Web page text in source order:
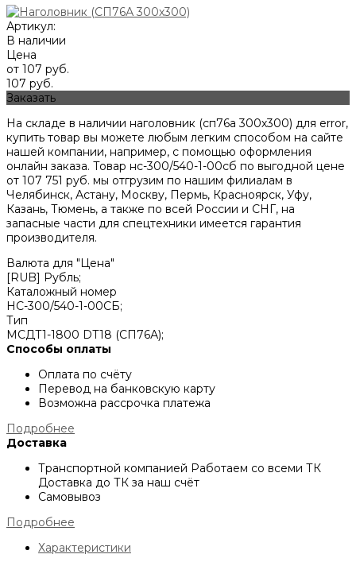
Артикул:
В наличии
Цена
от 107 руб.
107 руб.
Заказать
На складе в наличии наголовник (сп76а 300х300) для error,
купить товар вы можете любым легким способом на сайте
нашей компании, например, с помощью оформления
онлайн заказа. Товар нс-300/540-1-00сб по выгодной цене
от 107 751 руб. мы отгрузим по нашим филиалам в
Челябинск, Астану, Москву, Пермь, Красноярск, Уфу,
Казань, Тюмень, а также по всей России и СНГ, на
запасные части для спецтехники имеется гарантия
производителя.
Валюта для "Цена"
[RUB] Рубль;
Каталожный номер
НС-300/540-1-00СБ;
Тип
МСДТ1-1800 DT18 (СП76А);
Способы оплаты
Оплата по счёту
Перевод на банковскую карту
Возможна рассрочка платежа
Подробнее
Доставка
Транспортной компанией Работаем со всеми ТК
Доставка до ТК за наш счёт
Самовывоз
Подробнее
Характеристики